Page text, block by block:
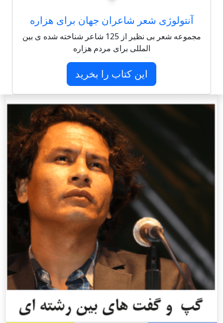
آنتولوژی شعر شاعران جهان برای هزاره
مجموعه شعر بی نظیر از 125 شاعر شناخته شده ی بین
المللی برای مردم هزاره
این کتاب را بخرید